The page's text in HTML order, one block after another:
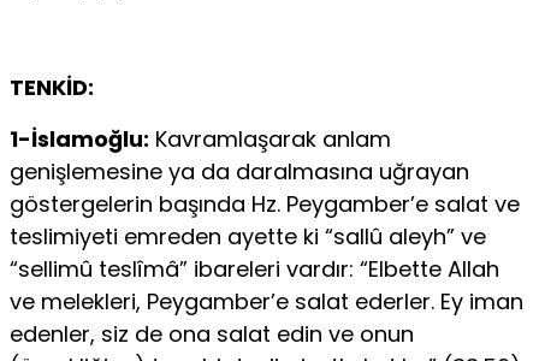
TENKİD:
1-İslamoğlu: Kavramlaşarak anlam
genişlemesine ya da daralmasına uğrayan
göstergelerin başında Hz. Peygamber’e salat ve
teslimiyeti emreden ayette ki “sallû aleyh” ve
“sellimû teslîmâ” ibareleri vardır: “Elbette Allah
ve melekleri, Peygamber’e salat ederler. Ey iman
edenler, siz de ona salat edin ve onun